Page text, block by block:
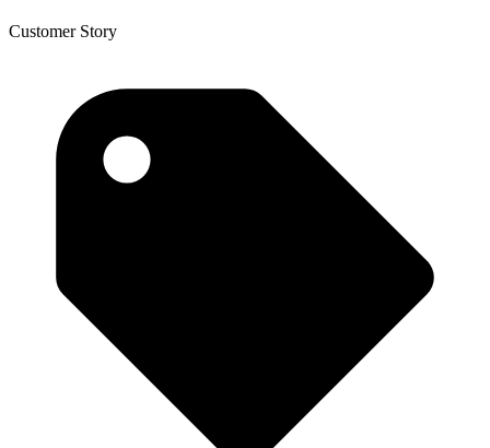
Customer Story